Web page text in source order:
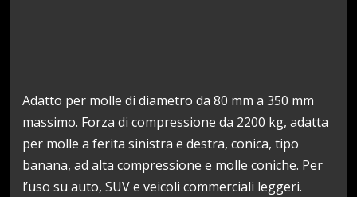
Adatto per molle di diametro da 80 mm a 350 mm
massimo. Forza di compressione da 2200 kg, adatta
per molle a ferita sinistra e destra, conica, tipo
banana, ad alta compressione e molle coniche. Per
l’uso su auto, SUV e veicoli commerciali leggeri.